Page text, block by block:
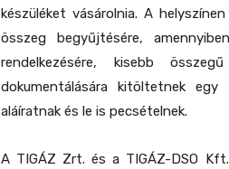
készüléket vásárolnia. A
összeg begyűjtésére,
rendelkezésére, kisebb
dokumentálására kitöltetnek
aláíratnak és le is pecsételnek.
A TIGÁZ Zrt. és a TIGÁZ-DSO